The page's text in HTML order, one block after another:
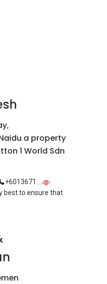
a property
1 World Sdn
+6013671....
best to ensure that
and fulfilling